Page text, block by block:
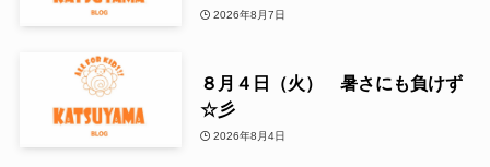
2026年8月7日
８月４日（火） 暑さにも負けず
☆彡
2026年8月4日